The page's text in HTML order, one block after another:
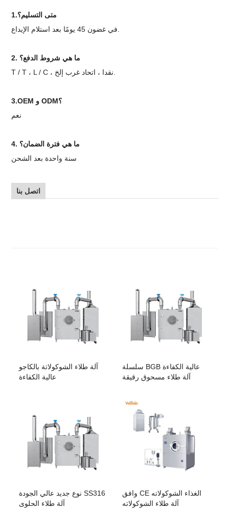
1.متى التسليم؟
2. ما هي شروط الدفع؟
3.OEM و ODM؟
نعم
4. ما هي فترة الضمان؟
سنة واحدة بعد الشحن
اتصل بنا
آلة طلاء الشوكولاتة بالكاجو
عالية الكفاءة
سلسلة BGB عالية الكفاءة
آلة طلاء مسحوق رقيقة
نوع جديد عالي الجودة SS316
آلة طلاء الحلوى
وافق CE الغذاء الشوكولاته
آلة طلاء الشوكولاته